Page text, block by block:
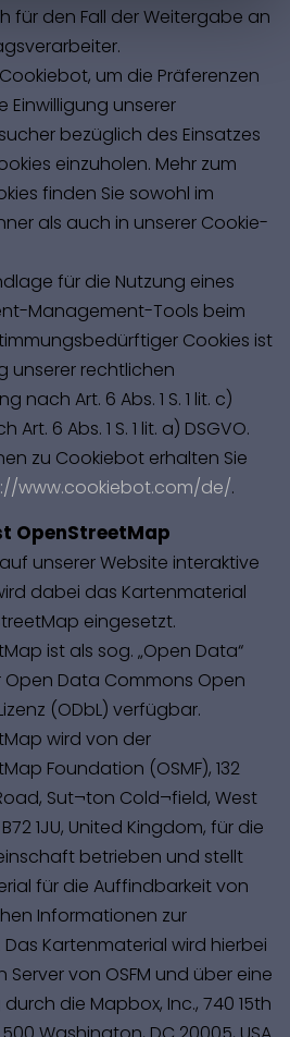
für den Fall der Weitergabe an
um die Präferenzen
Einwilligung unserer
bezüglich des Einsatzes
einzuholen. Mehr zum
finden Sie sowohl im
als auch in unserer Cookie-
für die Nutzung eines
Management-Tools beim
Cookies ist
unserer rechtlichen
nach Art. 6 Abs. 1 S. 1 lit. c)
Art. 6 Abs. 1 S. 1 lit. a) DSGVO.
zu Cookiebot erhalten Sie
www.cookiebot.com/de/.
OpenStreetMap
unserer Website interaktive
dabei das Kartenmaterial
eingesetzt.
ist als sog. „Open Data“
Data Commons Open
(ODbL) verfügbar.
wird von der
Foundation (OSMF), 132
Sut¬ton Cold¬field, West
1JU, United Kingdom, für die
betrieben und stellt
für die Auffindbarkeit von
Informationen zur
Kartenmaterial wird hierbei
Server von OSFM und über eine
die Mapbox, Inc., 740 15th